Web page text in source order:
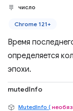
число
Chrome 121+
Время
определяется
эпохи.
mutedInfo
MutedInfo (